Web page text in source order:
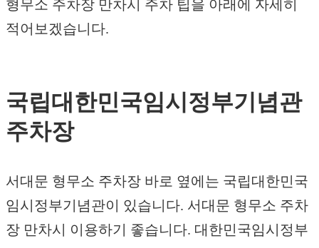
형무소 주차장 만차시 주차 팁을 아래에 자세히
적어보겠습니다.
국립대한민국임시정부기념관
주차장
서대문 형무소 주차장 바로 옆에는 국립대한민국
임시정부기념관이 있습니다. 서대문 형무소 주차
장 만차시 이용하기 좋습니다. 대한민국임시정부